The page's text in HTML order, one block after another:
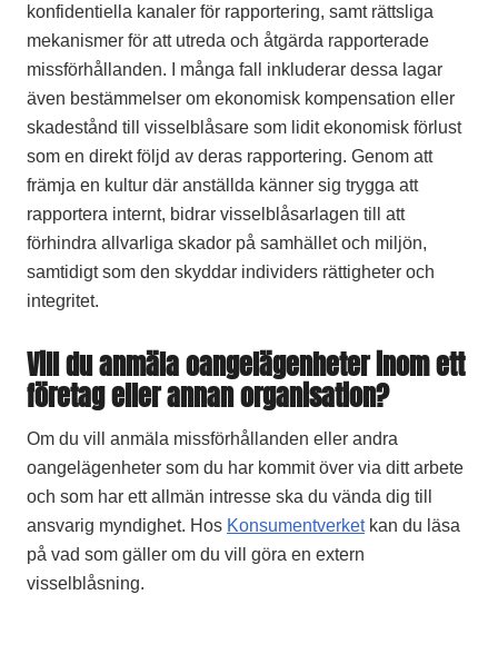
konfidentiella kanaler för rapportering, samt rättsliga
mekanismer för att utreda och åtgärda rapporterade
missförhållanden. I många fall inkluderar dessa lagar
även bestämmelser om ekonomisk kompensation eller
skadestånd till visselblåsare som lidit ekonomisk förlust
som en direkt följd av deras rapportering. Genom att
främja en kultur där anställda känner sig trygga att
rapportera internt, bidrar visselblåsarlagen till att
förhindra allvarliga skador på samhället och miljön,
samtidigt som den skyddar individers rättigheter och
integritet.
Vill du anmäla oangelägenheter inom ett
företag eller annan organisation?
Om du vill anmäla missförhållanden eller andra
oangelägenheter som du har kommit över via ditt arbete
och som har ett allmän intresse ska du vända dig till
ansvarig myndighet. Hos Konsumentverketkan du läsa
på vad som gäller om du vill göra en extern
visselblåsning.